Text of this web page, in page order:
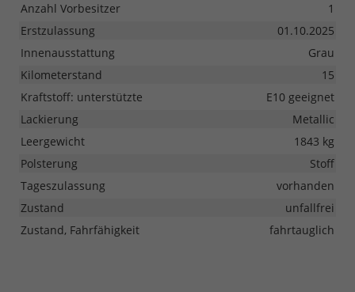
Anzahl Vorbesitzer
1
Erstzulassung
01.10.2025
Innenausstattung
Grau
Kilometerstand
15
Kraftstoff: unterstützte
E10 geeignet
Lackierung
Metallic
Leergewicht
1843 kg
Polsterung
Stoff
Tageszulassung
vorhanden
Zustand
unfallfrei
Zustand, Fahrfähigkeit
fahrtauglich